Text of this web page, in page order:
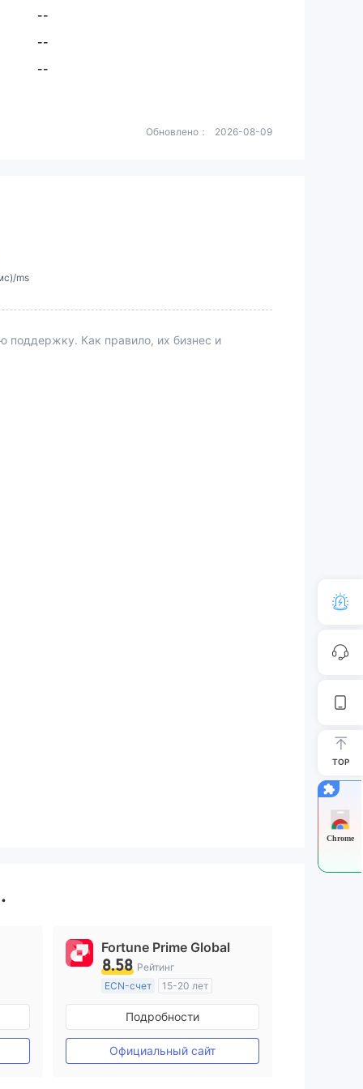
--
--
--
Обновлено： 2026-08-09
ms
Как правило, их бизнес и
Fortune Prime Global
8.58 Рейтинг
ECN-счет
15-20 лет
Регулирование в Австралия
Маркет-Мейкинг (MM)
Основной стандарт MT4
Подробности
Официальный сайт
TOP
Chrome